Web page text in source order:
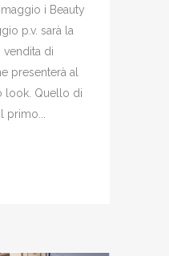
i Beauty
p.v. sarà la
di
presenterà al
look. Quello di
primo...